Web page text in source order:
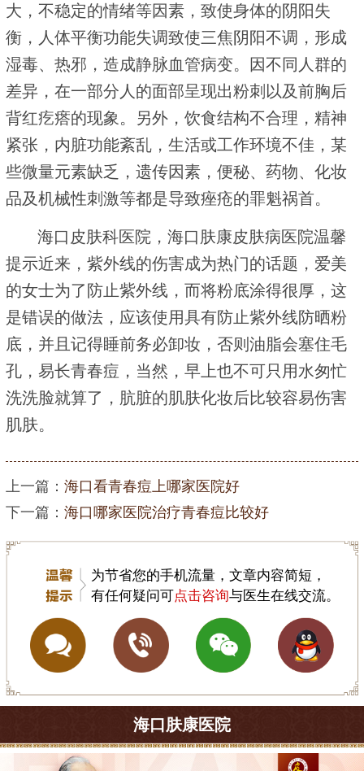
大，不稳定的情绪等因素，致使身体的阴阳失
衡，人体平衡功能失调致使三焦阴阳不调，形成
湿毒、热邪，造成静脉血管病变。因不同人群的
差异，在一部分人的面部呈现出粉刺以及前胸后
背红疙瘩的现象。另外，饮食结构不合理，精神
紧张，内脏功能紊乱，生活或工作环境不佳，某
些微量元素缺乏，遗传因素，便秘、药物、化妆
品及机械性刺激等都是导致痤疮的罪魁祸首。
海口皮肤科医院，海口肤康皮肤病医院温馨
提示近来，紫外线的伤害成为热门的话题，爱美
的女士为了防止紫外线，而将粉底涂得很厚，这
是错误的做法，应该使用具有防止紫外线防晒粉
底，并且记得睡前务必卸妆，否则油脂会塞住毛
孔，易长青春痘，当然，早上也不可只用水匆忙
洗洗脸就算了，肮脏的肌肤化妆后比较容易伤害
肌肤。
上一篇： 海口看青春痘上哪家医院好
下一篇： 海口哪家医院治疗青春痘比较好
为节省您的手机流量，文章内容简短，
有任何疑问可点击咨询与医生在线交流。
海口肤康医院